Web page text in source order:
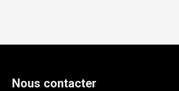
Nous contacter